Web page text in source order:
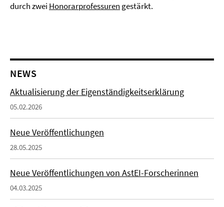
durch zwei Honorarprofessuren gestärkt.
NEWS
Aktualisierung der Eigenständigkeitserklärung
05.02.2026
Neue Veröffentlichungen
28.05.2025
Neue Veröffentlichungen von AstEI-Forscherinnen
04.03.2025